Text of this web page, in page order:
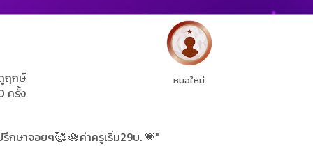
ฤกษ์
ครั้ง
หมอใหม่
ษาจอยๆ🥰 🪷ค่าครูเริ่ม29บ. 💗"